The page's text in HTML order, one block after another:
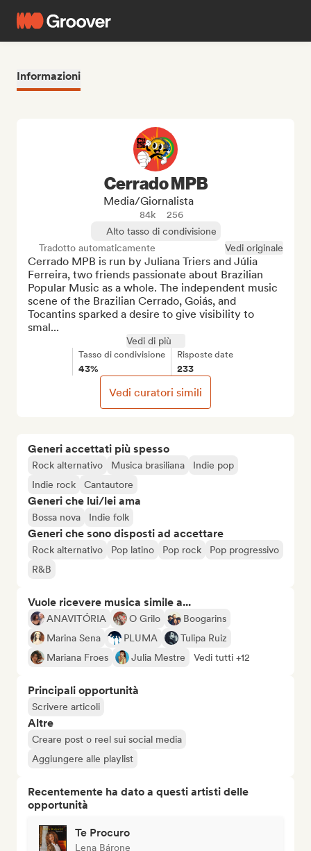
Informazioni
Generi accettati più spesso
Rock alternativo Musica brasiliana
Indie pop
Indie rock
Cantautore
Generi che lui/lei ama
Bossa nova Indie folk
Generi che sono disposti ad accettare
Rock alternativo Pop latino Pop rock
Pop progressivo
R&B
Vuole ricevere musica simile a...
ANAVITÓRIA O Grilo
Boogarins
Marina Sena
PLUMA
Tulipa Ruiz
Mariana Froes
Julia Mestre Vedi tutti +12
Principali opportunità
Scrivere articoli
Altre
Creare post o reel sui social media
Aggiungere alle playlist
Recentemente ha dato a questi artisti delle
opportunità
Te Procuro
Lena Bárone
Cerrado MPB
Media/Giornalista
84k
256
Alto tasso di condivisione
Tradotto automaticamente
Vedi originale
Cerrado MPB is run by Juliana Triers and Júlia
Ferreira, two friends passionate about Brazilian
Popular Music as a whole. The independent music
scene of the Brazilian Cerrado, Goiás, and
Tocantins sparked a desire to give visibility to
smal...
Vedi di più
Tasso di condivisione
43%
Risposte date
233
Vedi curatori simili